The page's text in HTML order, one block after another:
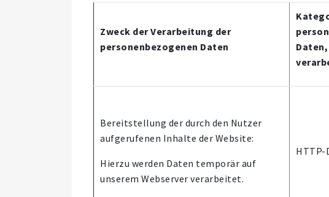
Zweck der Verarbeitung der
personenbezogenen Daten
Bereitstellung der durch den Nutzer
aufgerufenen Inhalte der Website:
Hierzu werden Daten temporär auf
unserem Webserver verarbeitet.
HTTP-